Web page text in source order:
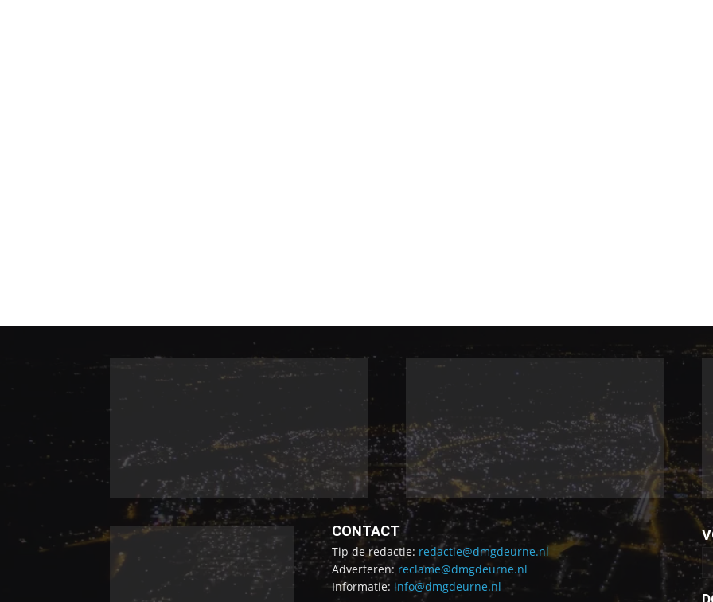
CONTACT
Tip de redactie: redactie@dmgdeurne.nl
Adverteren: reclame@dmgdeurne.nl
Informatie: info@dmgdeurne.nl